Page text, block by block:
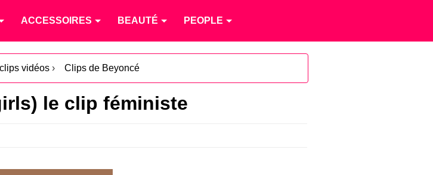
ACCESSOIRES BEAUTÉ PEOPLE
vidéos › Clips de Beyoncé
le clip féministe